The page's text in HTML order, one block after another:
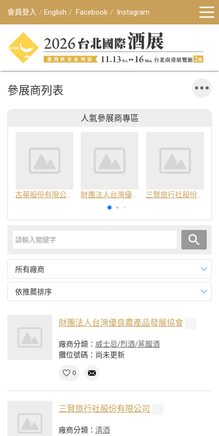
會員登入 English Facebook Instagram
參展商列表
人氣參展商專區
古華股份有限公司 財團法人台灣優良農產品發展協會 三賢旅行社股份有限公司
所有廠商
依推薦排序
財團法人台灣優良農產品發展協會
廠商分類： 威士忌/烈酒/蒸餾酒
攤位號碼：尚未更新
0
三賢旅行社股份有限公司
廠商分類： 清酒